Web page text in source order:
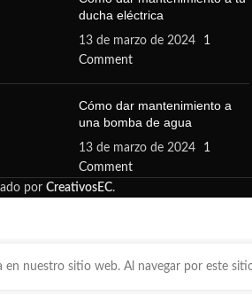
ducha eléctrica
13 de marzo de 2024
1
Comment
Cómo dar mantenimiento a
una bomba de agua
13 de marzo de 2024
1
Comment
por CreativosEC.
en nuestro sitio web. Al navegar por este